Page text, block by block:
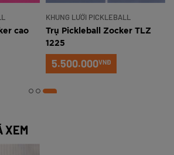
cao
KHUNG LƯỚI PICKLEBALL
Trụ Pickleball Zocker TLZ
1225
5.500.000VNĐ
XEM